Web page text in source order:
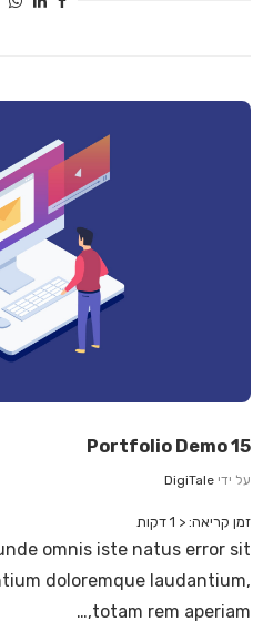
Portfolio Demo 15
על ידי DigiTale
זמן קריאה: < 1 דקות
omnis iste natus error sit
doloremque laudantium,
totam rem aperiam,…